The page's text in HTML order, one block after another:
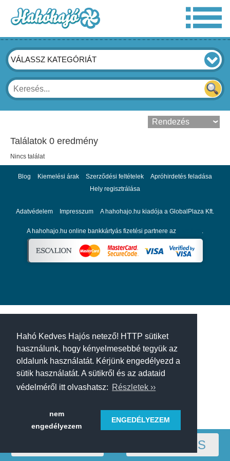
Hahó Kedves Hajós netező! HTTP sütiket
használunk, hogy kényelmesebbé tegyük az
oldalunk használatát. Kérjünk engedélyezd a
sütik használatát. A sütikről és az adataid
védelméről itt olvashatsz: Részletek ››
nem
engedélyezem
ENGEDÉLYEZEM
VÁLASSZ KATEGÓRIÁT
Találatok 0 eredmény
Nincs találat
SZŰRÉS
Blog Kiemelési árak Szerződési feltételek
Apróhirdetés feladása
Hely regisztrálása
Adatvédelem Impresszum A hahohajo.hu kiadója a GlobalPlaza Kft.
A hahohajo.hu online bankkártyás fizetési partnere az .